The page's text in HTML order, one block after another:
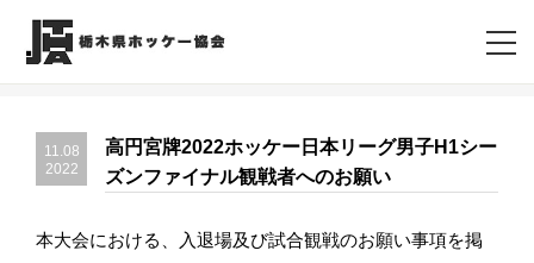
11.08
2022
高円宮牌2022ホッケー日本リーグ男子H1シー
ズンファイナル観戦者へのお願い
本大会における、入退場及び試合観戦のお願い事項を掲